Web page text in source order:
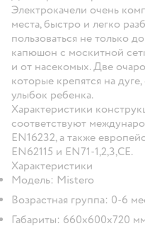
Электрокачели очень
места, быстро и легко
пользоваться не только
капюшон с москитной
и от насекомых. Две
которые крепятся на
улыбок ребенка.
Характеристики
соответствуют
EN16232, а также
EN62115 и EN71-1,2,3,CE.
Характеристики
Модель: Mistero
Возрастная группа: 0-6
Габариты: 660х600х720